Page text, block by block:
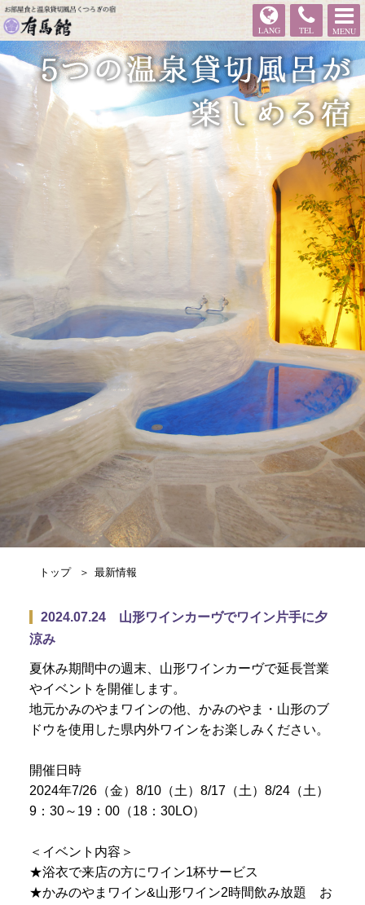
有馬館
LANG TEL MENU
トップ 最新情報
2024.07.24 山形ワインカーヴでワイン片手に夕
涼み
夏休み期間中の週末、山形ワインカーヴで延長営業
やイベントを開催します。
地元かみのやまワインの他、かみのやま・山形のブ
ドウを使用した県内外ワインをお楽しみください。
開催日時
2024年7/26（金）8/10（土）8/17（土）8/24（土）
9：30～19：00（18：30LO）
＜イベント内容＞
★浴衣で来店の方にワイン1杯サービス
★かみのやまワイン&山形ワイン2時間飲み放題 お